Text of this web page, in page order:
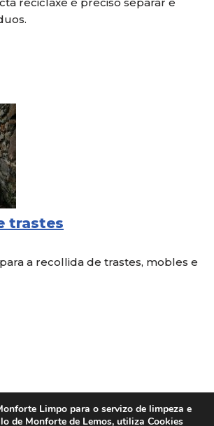
trastes
a recollida de trastes, mobles e
Limpo para o servizo de limpeza e
de Monforte de Lemos, utiliza Cookies